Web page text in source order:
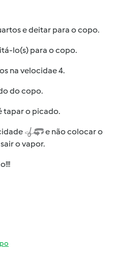
e deitar para o copo.
lo(s) para o copo.
na velocidae 4.
do copo.
tapar o picado.
e não colocar o
o vapor.